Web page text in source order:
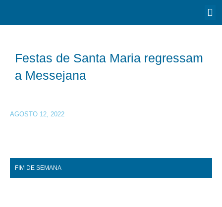
Festas de Santa Maria regressam
a Messejana
AGOSTO 12, 2022
FIM DE SEMANA